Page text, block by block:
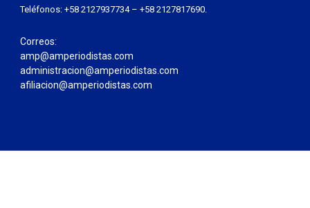
Teléfonos: +58 2127937734 – +58 2127817690.
Correos:
amp@amperiodistas.com
administracion@amperiodistas.com
afiliacion@amperiodistas.com